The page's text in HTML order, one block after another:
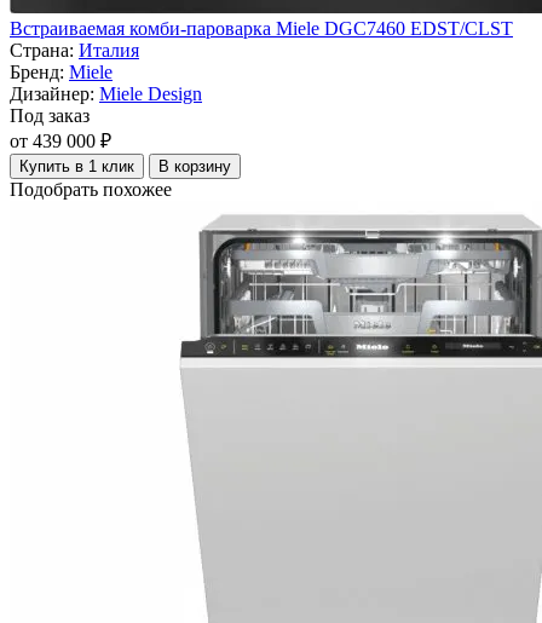
Встраиваемая комби-пароварка Miele DGC7460 EDST/CLST
Страна: Италия
Бренд: Miele
Дизайнер: Miele Design
Под заказ
от 439 000 ₽
Купить в 1 клик В корзину
Подобрать похожее